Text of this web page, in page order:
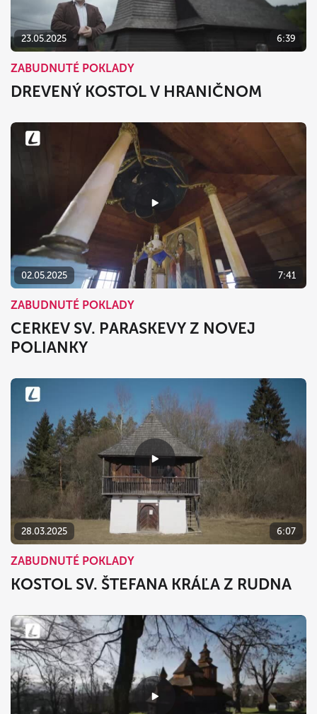
23.05.2025 6:39
ZABUDNUTÉ POKLADY
DREVENÝ KOSTOL V HRANIČNOM
02.05.2025 7:41
ZABUDNUTÉ POKLADY
CERKEV SV. PARASKEVY Z NOVEJ
POLIANKY
28.03.2025 6:07
ZABUDNUTÉ POKLADY
KOSTOL SV. ŠTEFANA KRÁĽA Z RUDNA